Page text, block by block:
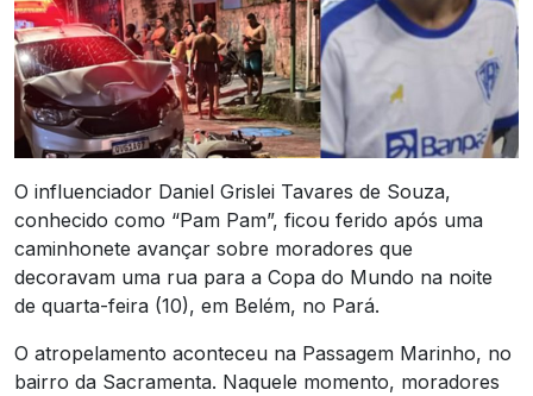
O influenciador Daniel Grislei Tavares de Souza,
conhecido como “Pam Pam”, ficou ferido após uma
caminhonete avançar sobre moradores que
decoravam uma rua para a Copa do Mundo na noite
de quarta-feira (10), em Belém, no Pará.
O atropelamento aconteceu na Passagem Marinho, no
bairro da Sacramenta. Naquele momento, moradores